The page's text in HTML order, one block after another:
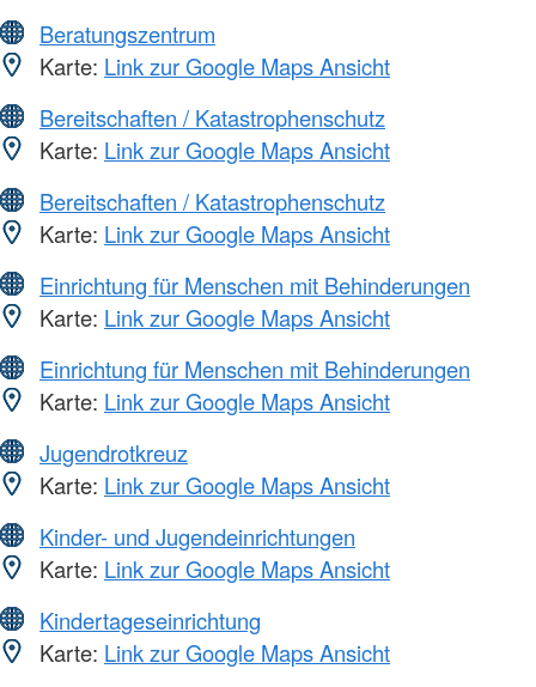
Beratungszentrum
Karte: Link zur Google Maps Ansicht
Bereitschaften / Katastrophenschutz
Karte: Link zur Google Maps Ansicht
Bereitschaften / Katastrophenschutz
Karte: Link zur Google Maps Ansicht
Einrichtung für Menschen mit Behinderungen
Karte: Link zur Google Maps Ansicht
Einrichtung für Menschen mit Behinderungen
Karte: Link zur Google Maps Ansicht
Jugendrotkreuz
Karte: Link zur Google Maps Ansicht
Kinder- und Jugendeinrichtungen
Karte: Link zur Google Maps Ansicht
Kindertageseinrichtung
Karte: Link zur Google Maps Ansicht